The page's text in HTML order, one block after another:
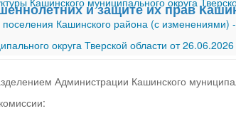
поселения Кашинского района (с изменениями) -
округа Тверской области от
и защите их прав
Администрации Кашинского